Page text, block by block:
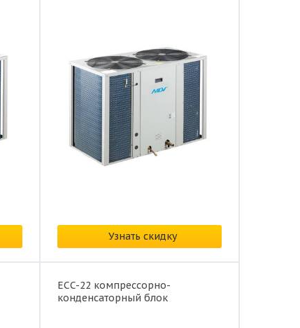
Узнать скидку
ECC-22 компрессорно-
конденсаторный блок